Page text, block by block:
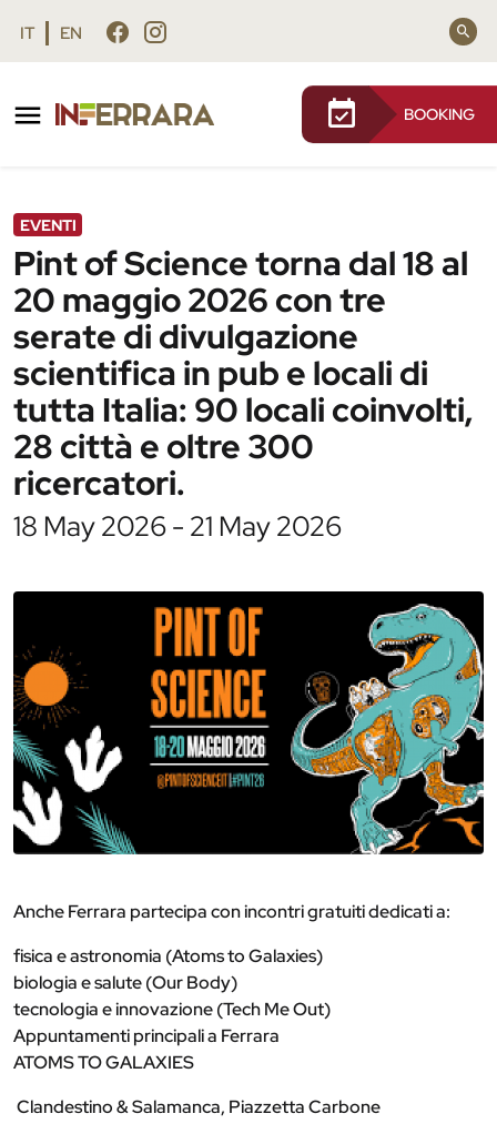
Vai al contenuto principale
Vai al footer
IT EN
BOOKING
Pint of Science torna dal 18 al 20 maggio
EVENTI
Pint of Science torna dal 18 al
20 maggio 2026 con tre
serate di divulgazione
scientifica in pub e locali di
tutta Italia: 90 locali coinvolti,
28 città e oltre 300
ricercatori.
18 May 2026 - 21 May 2026
Anche Ferrara partecipa con incontri gratuiti dedicati a:
fisica e astronomia (Atoms to Galaxies)
biologia e salute (Our Body)
tecnologia e innovazione (Tech Me Out)
Appuntamenti principali a Ferrara
ATOMS TO GALAXIES
Clandestino & Salamanca, Piazzetta Carbone